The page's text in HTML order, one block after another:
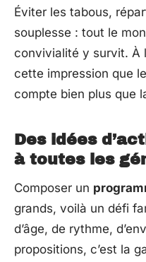
Éviter les tabous,
souplesse : tout le
convivialité y survit. À
cette impression que
compte bien plus que
Des idées
à toutes les
Composer un
grands, voilà un défi
d’âge, de rythme,
propositions, c’est la